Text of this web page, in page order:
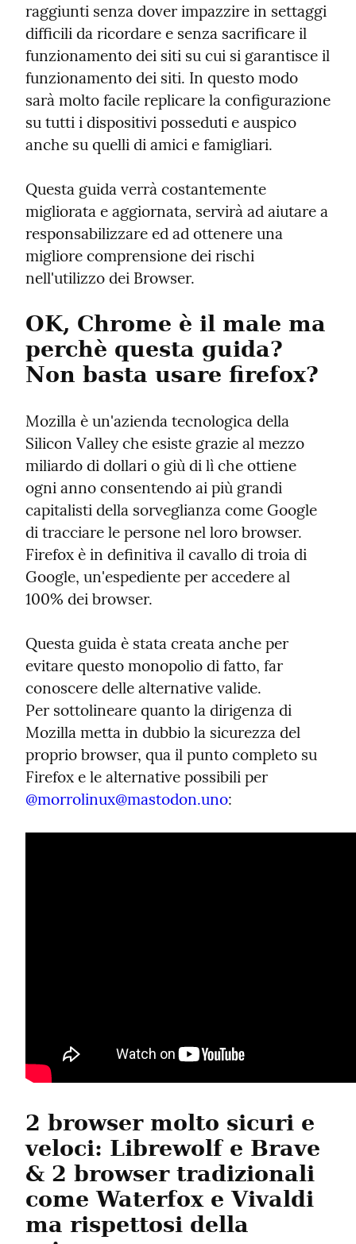
raggiunti senza dover impazzire in settaggi
difficili da ricordare e senza sacrificare il
funzionamento dei siti su cui si garantisce il
funzionamento dei siti. In questo modo
sarà molto facile replicare la configurazione
su tutti i dispositivi posseduti e auspico
anche su quelli di amici e famigliari.
Questa guida verrà costantemente
migliorata e aggiornata, servirà ad aiutare a
responsabilizzare ed ad ottenere una
migliore comprensione dei rischi
nell'utilizzo dei Browser.
OK, Chrome è il male ma
perchè questa guida?
Non basta usare firefox?
Mozilla è un'azienda tecnologica della
Silicon Valley che esiste grazie al mezzo
miliardo di dollari o giù di lì che ottiene
ogni anno consentendo ai più grandi
capitalisti della sorveglianza come Google
di tracciare le persone nel loro browser.
Firefox è in definitiva il cavallo di troia di
Google, un'espediente per accedere al
100% dei browser.
Questa guida è stata creata anche per
evitare questo monopolio di fatto, far
conoscere delle alternative valide.
Per sottolineare quanto la dirigenza di
Mozilla metta in dubbio la sicurezza del
proprio browser, qua il punto completo su
@morrolinux@mastodon.uno:
2 browser molto sicuri e
veloci: Librewolf e Brave
& 2 browser tradizionali
come Waterfox e Vivaldi
ma rispettosi della